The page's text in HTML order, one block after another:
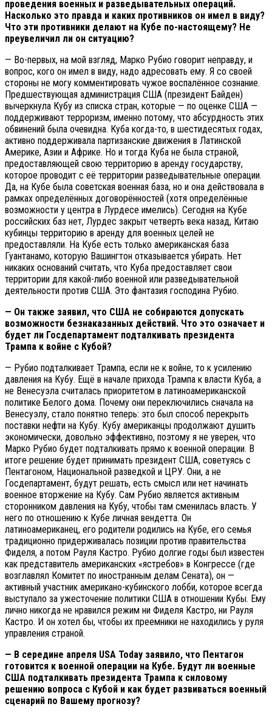
проведения военных и разведывательных операций.
Насколько это правда и каких противников он имел в виду?
Что эти противники делают на Кубе по-настоящему? Не
преувеличил ли он ситуацию?
— Во-первых, на мой взгляд, Марко Рубио говорит неправду, и
вопрос, кого он имел в виду, надо адресовать ему. Я со своей
стороны не могу комментировать чужое воспалённое сознание.
Предшествующая администрация США (президент Байден)
вычеркнула Кубу из списка стран, которые — по оценке США —
поддерживают терроризм, именно потому, что абсурдность этих
обвинений была очевидна. Куба когда-то, в шестидесятых годах,
активно поддерживала партизанские движения в Латинской
Америке, Азии и Африке. Но и тогда Куба не была страной,
предоставляющей свою территорию в аренду государству,
которое проводит с её территории разведывательные операции.
Да, на Кубе была советская военная база, но и она действовала в
рамках определённых договорённостей (хотя определённые
возможности у центра в Лурдесе имелись). Сегодня на Кубе
российских баз нет, Лурдес закрыт четверть века назад, Китаю
кубинцы территорию в аренду для военных целей не
предоставляли. На Кубе есть только американская база
Гуантанамо, которую Вашингтон отказывается убирать. Нет
никаких оснований считать, что Куба предоставляет свои
территории для какой-либо военной или разведывательной
деятельности против США. Это фантазия господина Рубио.
— Он также заявил, что США не собираются допускать
возможности безнаказанных действий. Что это означает и
будет ли Госдепартамент подталкивать президента
Трампа к войне с Кубой?
— Рубио подталкивает Трампа, если не к войне, то к усилению
давления на Кубу. Ещё в начале прихода Трампа к власти Куба, а
не Венесуэла считалась приоритетом в латиноамериканской
политике Белого дома. Почему они переключились сначала на
Венесуэлу, стало понятно теперь: это был способ перекрыть
поставки нефти на Кубу. Кубу американцы продолжают душить
экономически, довольно эффективно, поэтому я не уверен, что
Марко Рубио будет подталкивать прямо к военной операции. В
итоге решение будет принимать президент США, советуясь с
Пентагоном, Национальной разведкой и ЦРУ. Они, а не
Госдепартамент, будут решать, есть смысл или нет начинать
военное вторжение на Кубу. Сам Рубио является активным
сторонником давления на Кубу, чтобы там сменилась власть. У
него по отношению к Кубе личная вендетта. Он
латиноамериканец, его родители родились на Кубе, его семья
традиционно придерживалась позиции против правительства
Фиделя, а потом Рауля Кастро. Рубио долгие годы был известен
как представитель американских «ястребов» в Конгрессе (где
возглавлял Комитет по иностранным делам Сената), он —
активный участник американо-кубинского лобби, которое всегда
выступало за ужесточение политики США в отношении Кубы. Ему
лично никогда не нравился режим ни Фиделя Кастро, ни Рауля
Кастро. И он хотел бы, чтобы их преемники не находились у руля
управления страной.
— В середине апреля USA Today заявило, что Пентагон
готовится к военной операции на Кубе. Будут ли военные
США подталкивать президента Трампа к силовому
решению вопроса с Кубой и как будет развиваться военный
сценарий по Вашему прогнозу?